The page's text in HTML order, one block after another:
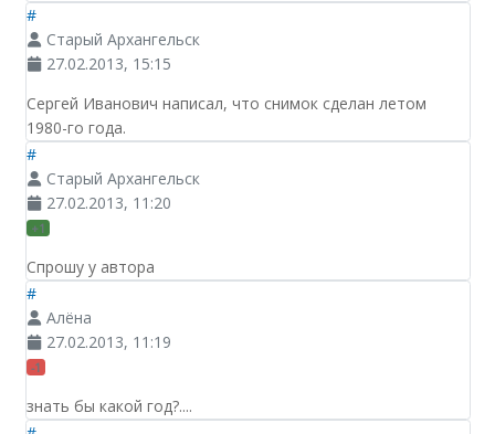
#
Старый Архангельск
27.02.2013, 15:15
Сергей Иванович написал, что снимок сделан летом
1980-го года.
#
Старый Архангельск
27.02.2013, 11:20
+1
Спрошу у автора
#
Алёна
27.02.2013, 11:19
-1
знать бы какой год?....